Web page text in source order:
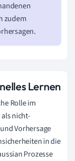
zudem
Lernen
Rolle im
als nicht-
Vorhersage
in die
Prozesse